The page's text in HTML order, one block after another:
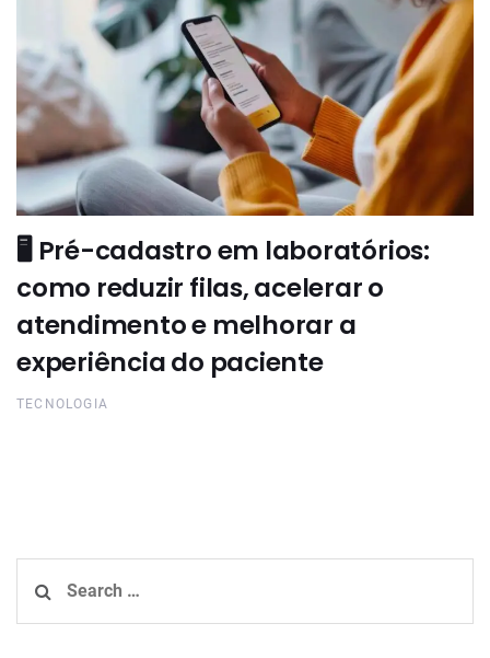
🖥️ Pré-cadastro em laboratórios:
como reduzir filas, acelerar o
atendimento e melhorar a
experiência do paciente
TECNOLOGIA